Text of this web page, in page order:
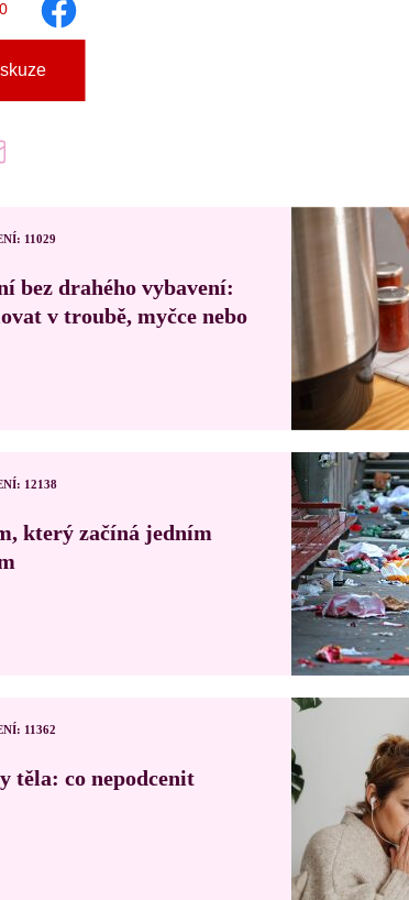
0
11029
bez drahého vybavení:
v troubě, myčce nebo
12138
který začíná jedním
11362
těla: co nepodcenit